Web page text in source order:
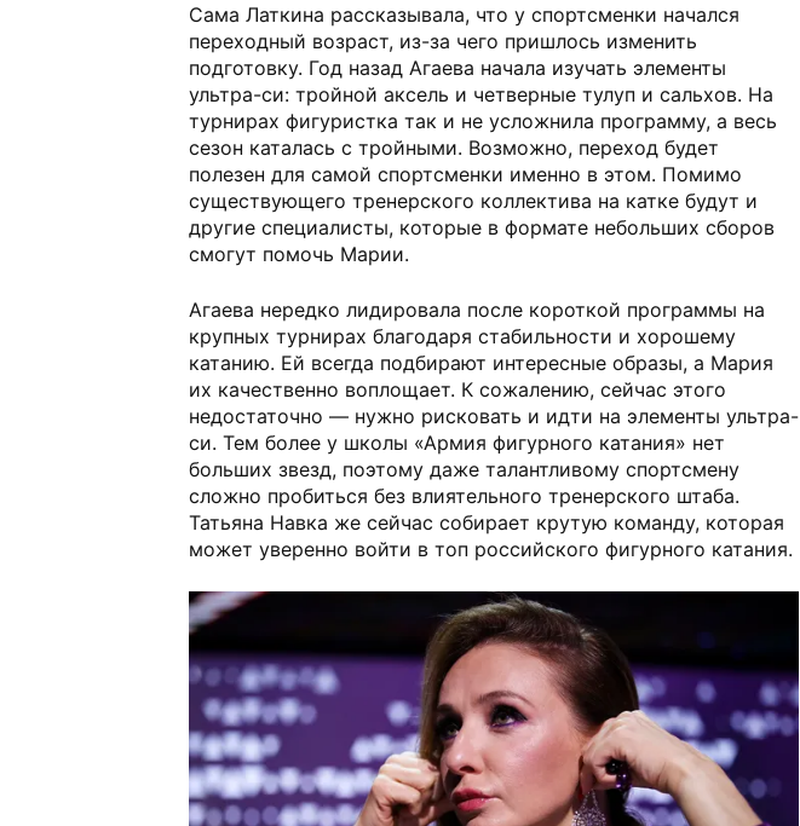
Сама Латкина рассказывала, что у спортсменки начался
переходный возраст, из-за чего пришлось изменить
подготовку. Год назад Агаева начала изучать элементы
ультра-си: тройной аксель и четверные тулуп и сальхов. На
турнирах фигуристка так и не усложнила программу, а весь
сезон каталась с тройными. Возможно, переход будет
полезен для самой спортсменки именно в этом. Помимо
существующего тренерского коллектива на катке будут и
другие специалисты, которые в формате небольших сборов
смогут помочь Марии.
Агаева нередко лидировала после короткой программы на
крупных турнирах благодаря стабильности и хорошему
катанию. Ей всегда подбирают интересные образы, а Мария
их качественно воплощает. К сожалению, сейчас этого
недостаточно — нужно рисковать и идти на элементы ультра-
си. Тем более у школы «Армия фигурного катания» нет
больших звезд, поэтому даже талантливому спортсмену
сложно пробиться без влиятельного тренерского штаба.
Татьяна Навка же сейчас собирает крутую команду, которая
может уверенно войти в топ российского фигурного катания.